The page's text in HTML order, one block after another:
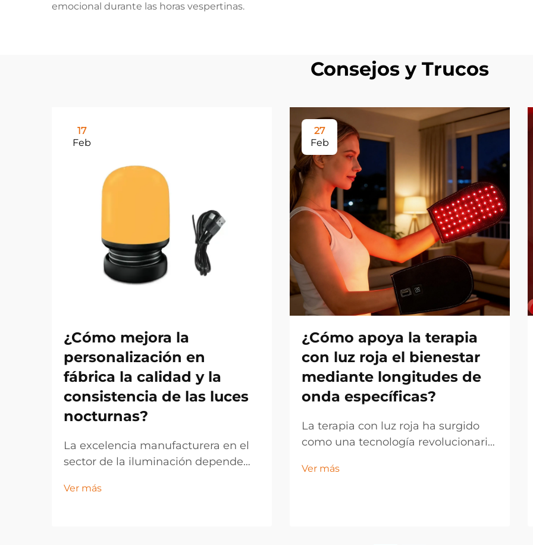
emocional durante las horas vespertinas.
Consejos y Trucos
17
Feb
¿Cómo mejora la
personalización en
fábrica la calidad y la
consistencia de las luces
nocturnas?
La excelencia manufacturera en el
sector de la iluminación depende
personalización en fábrica que
Ver más
27
Feb
¿Cómo apoya la terapia
con luz roja el bienestar
mediante longitudes de
onda específicas?
La terapia con luz roja ha surgido
como una tecnología revolucionaria
poder de longitudes de onda
Ver más